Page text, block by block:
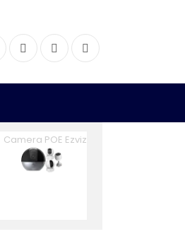
FacebookTwitter InstagramDribbble
Camera POE Ezviz